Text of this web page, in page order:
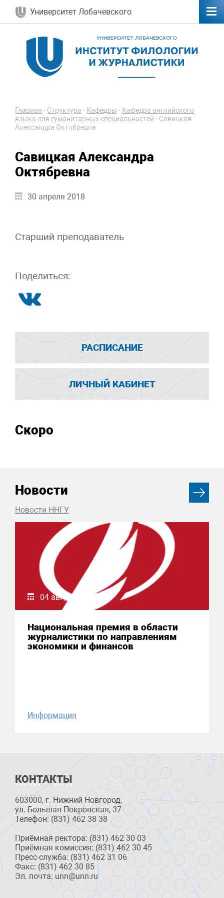
Университет Лобачевского
Главная - Структура - Кафедры - Кафедра английского
языка для гуманитарных специальностей - Савицкая
Александра Октябревна
Савицкая Александра
Октябревна
30 апреля 2018
Старший преподаватель
Поделиться:
РАСПИСАНИЕ
ЛИЧНЫЙ КАБИНЕТ
Скоро
Новости
Новости ННГУ
04 августа 2026
Национальная премия в области
журналистики по направлениям
экономики и финансов
Информация
КОНТАКТЫ
603000, г. Нижний Новгород,
ул. Большая Покровская, 37
Телефон: (831) 462 38 38
Приёмная ректора: (831) 462 30 03
Приёмная комиссия: (831) 462 30 45
Пресс-служба: (831) 462 31 06
Факс: (831) 462 30 85
Эл. почта: unn@unn.ru